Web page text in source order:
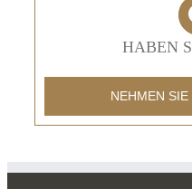
HABEN
NEHMEN